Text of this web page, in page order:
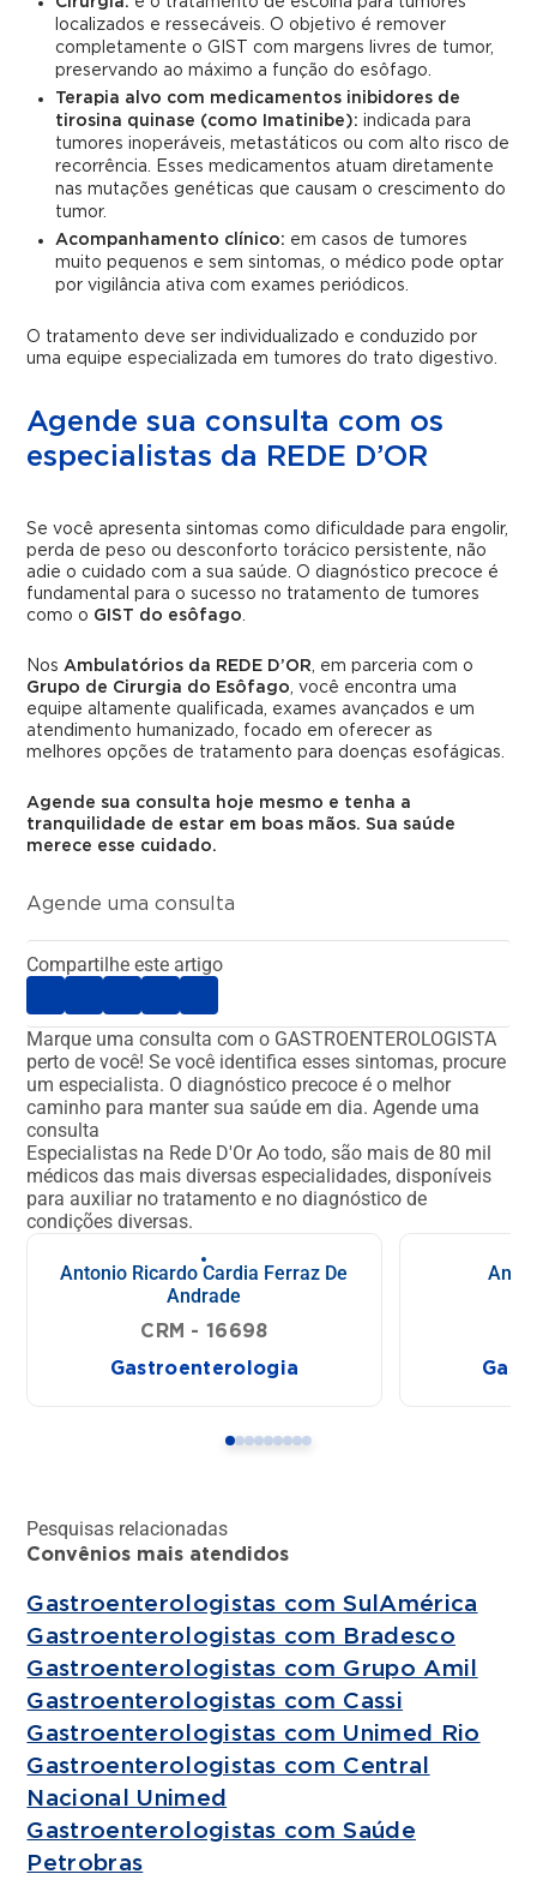
localizados e ressecáveis. O objetivo é remover
completamente o GIST com margens livres de tumor,
preservando ao máximo a função do esôfago.
Terapia alvo com medicamentos inibidores de
tirosina quinase (como Imatinibe): indicada para
tumores inoperáveis, metastáticos ou com alto risco de
recorrência. Esses medicamentos atuam diretamente
nas mutações genéticas que causam o crescimento do
tumor.
Acompanhamento clínico: em casos de tumores
muito pequenos e sem sintomas, o médico pode optar
por vigilância ativa com exames periódicos.
O tratamento deve ser individualizado e conduzido por
uma equipe especializada em tumores do trato digestivo.
Agende sua consulta com os
especialistas da REDE D’OR
Se você apresenta sintomas como dificuldade para engolir,
perda de peso ou desconforto torácico persistente, não
adie o cuidado com a sua saúde. O diagnóstico precoce é
fundamental para o sucesso no tratamento de tumores
como o GIST do esôfago.
NosAmbulatórios da REDE D’OR, em parceria com o
Grupo de Cirurgia do Esôfago, você encontra uma
equipe altamente qualificada, exames avançados e um
atendimento humanizado, focado em oferecer as
melhores opções de tratamento para doenças esofágicas.
Agende sua consulta hoje mesmo e tenha a
tranquilidade de estar em boas mãos. Sua saúde
merece esse cuidado.
Agende uma consulta
Compartilhe este artigo
Marque uma consulta com o GASTROENTEROLOGISTA
perto de você!Se você identifica esses sintomas, procure
um especialista. O diagnóstico precoce é o melhor
caminho para manter sua saúde em dia.Agende uma
consulta
Especialistas na Rede D'OrAo todo, são mais de 80 mil
médicos das mais diversas especialidades, disponíveis
para auxiliar no tratamento e no diagnóstico de
condições diversas.
Antonio Ricardo Cardia Ferraz De
Andrade
CRM - 16698
Gastroenterologia
Ana
Pesquisas relacionadas
Convênios mais atendidos
Gastroenterologistas com SulAmérica
Gastroenterologistas com Bradesco
Gastroenterologistas com Grupo Amil
Gastroenterologistas com Cassi
Gastroenterologistas com Unimed Rio
Gastroenterologistas com Central
Nacional Unimed
Gastroenterologistas com Saúde
Petrobras